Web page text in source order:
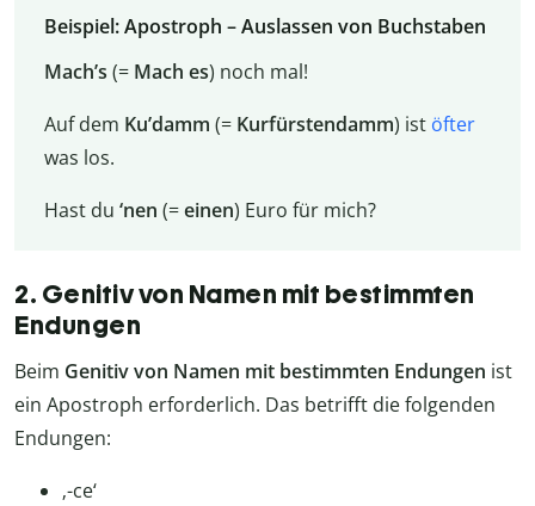
Beispiel: Apostroph – Auslassen von Buchstaben
Mach’s (= Mach es) noch mal!
Auf dem Ku’damm (= Kurfürstendamm) ist öfter
was los.
Hast du ‘nen (=einen) Euro für mich?
2. Genitiv von Namen mit bestimmten
Endungen
Beim Genitiv von Namen mit bestimmten Endungen ist
ein Apostroph erforderlich. Das betrifft die folgenden
Endungen:
‚-ce‘